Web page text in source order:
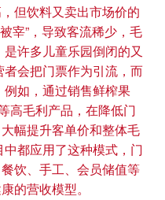
但饮料又卖出市场价的
宰”，导致客流稀少，毛
许多儿童乐园倒闭的又
会把门票作为引流，而
如，通过销售鲜榨果
高毛利产品，在降低门
幅提升客单价和整体毛
都应用了这种模式，门
饮、手工、会员储值等
的营收模型。